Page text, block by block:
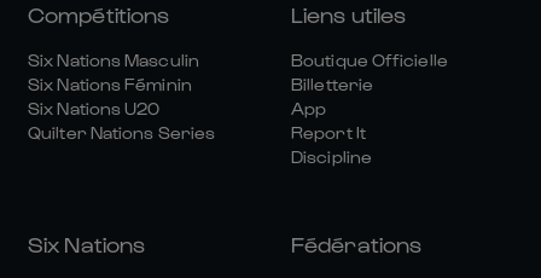
Compétitions
Six Nations Masculin
Six Nations Féminin
Six Nations U20
Quilter Nations Series
Liens utiles
Boutique Officielle
Billetterie
App
Report It
Discipline
Six Nations Fédérations